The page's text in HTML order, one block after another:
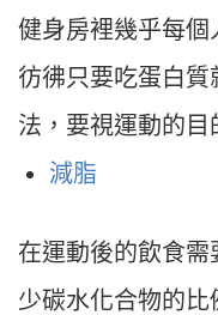
健身房裡幾乎每個
彷彿只要吃蛋白質
法，要視運動的目
減脂
在運動後的飲食
少碳水化合物的